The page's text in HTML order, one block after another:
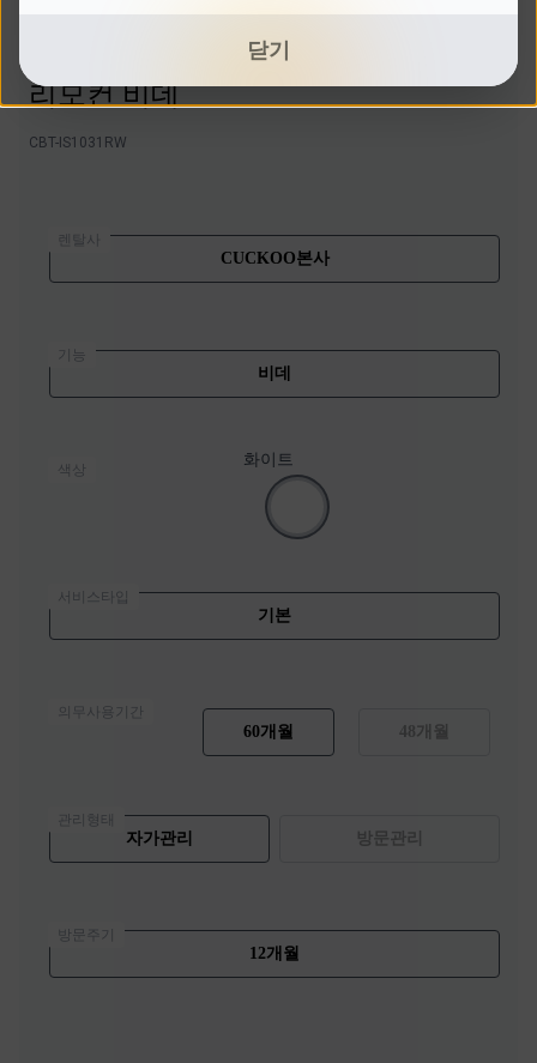
인스퓨어 전기분해 노즐 자동살균
리모컨 비데
CBT-IS1031RW
CUCKOO본사
렌탈사
비데
기능
화이트
색상
기본
서비스타입
60개월 48개월
의무사용기간
자가관리 방문관리
관리형태
12개월
방문주기
닫기